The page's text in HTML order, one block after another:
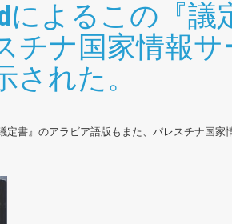
によるこの『
チナ国家情報
された。
定書』のアラビア語版もまた、パレスチナ国